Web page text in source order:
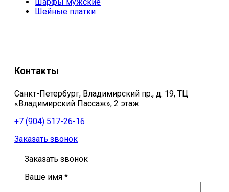
Шейные платки
Контакты
Санкт-Петербург, Владимирский пр., д. 19, ТЦ
«Владимирский Пассаж», 2 этаж
+7 (904) 517-26-16
Заказать звонок
Заказать звонок
Ваше имя *